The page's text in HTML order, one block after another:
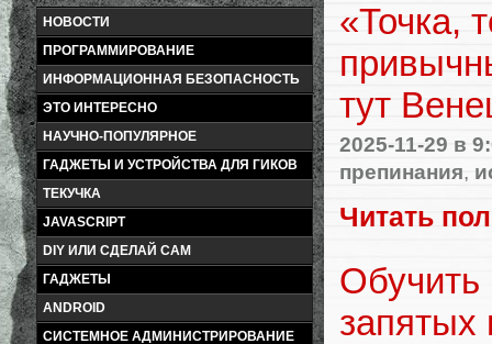
НОВОСТИ
ПРОГРАММИРОВАНИЕ
ИНФОРМАЦИОННАЯ БЕЗОПАСНОСТЬ
ЭТО ИНТЕРЕСНО
НАУЧНО-ПОПУЛЯРНОЕ
ГАДЖЕТЫ И УСТРОЙСТВА ДЛЯ ГИКОВ
ТЕКУЧКА
JAVASCRIPT
DIY ИЛИ СДЕЛАЙ САМ
ГАДЖЕТЫ
ANDROID
СИСТЕМНОЕ АДМИНИСТРИРОВАНИЕ
«Точка,
тут
2025-11-29 в
препинания,
Читать
Обучить
запятых